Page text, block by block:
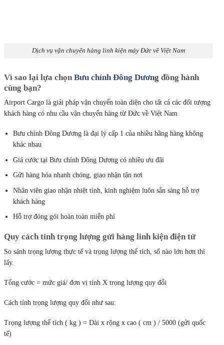
Dịch vụ vận chuyển hàng linh kiện máy Đức về Việt Nam
Vì sao lại lựa chọn Bưu chính Đông Dương đồng hành
cùng bạn?
Airport Cargo là giải pháp vận chuyển toàn diện cho tất cả các đối tượng
khách hàng có nhu cầu vận chuyển hàng từ Đức về Việt Nam
Bưu chính Đông Dương là đại lý cấp 1 của nhiều hãng hàng không
khác nhau
Giá cước tại Bưu chính Đông Dương có nhiều ưu đãi
Gửi hàng hóa nhanh chóng, giao nhận tận nơi
Nhân viên giao nhận nhiệt tình, kinh nghiệm luôn sẵn sàng hỗ trợ
khách hàng
Hỗ trợ đóng gói hoàn toàn miễn phí
Quy cách tính trọng lượng gửi hàng linh kiện điện tử
So sánh trọng lượng thực tế và trọng lượng thể tích, số nào lớn hơn thì
lấy.
Tổng cước = mức giá/ đơn vị tính X trọng lượng quy đổi
Cách tính trọng lượng quy đổi như sau:
Trọng lượng thể tích ( kg ) = Dài x rộng x cao ( cm ) / 5000 (gửi quốc
tế)